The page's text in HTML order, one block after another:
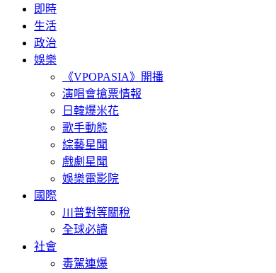
即時
生活
政治
娛樂
《VPOPASIA》開播
演唱會搶票情報
日韓爆米花
歌手動態
綜藝星聞
戲劇星聞
娛樂電影院
國際
川普對等關稅
全球必讀
社會
毒駕連爆